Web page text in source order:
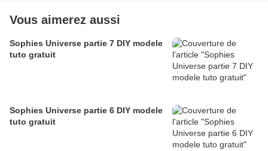
Vous aimerez aussi
Sophies Universe partie 7 DIY modele
tuto gratuit
Sophies Universe partie 6 DIY modele
tuto gratuit